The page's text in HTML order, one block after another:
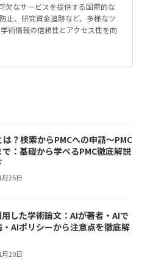
欠なサービスを提供する国際的な
止、研究資金追跡など、多様なツ
術情報の信頼性とアクセス性を向
は？検索からPMCへの申請～PMC
：基礎から学べるPMC徹底解説
25日
した学術論文：AIが著者・AIで
・AIポリシーから注意点を徹底解
20日